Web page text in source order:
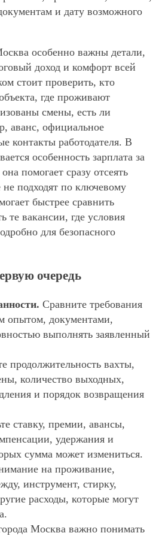
и дату возможного
особенно важны детали,
доход и комфорт всей
стоит проверить, кто
где проживают
смены, есть ли
аванс, официальное
контакты работодателя. В
особенность зарплата за
помогает сразу отсеять
подходят по ключевому
быстрее сравнить
те вакансии, где условия
для безопасного
очередь
Сравните требования
опытом, документами,
выполнять заявленный
продолжительность вахты,
количество выходных,
и порядок возвращения
ставку, премии, авансы,
удержания и
сумма может измениться.
на проживание,
инструмент, стирку,
расходы, которые могут
Москва важно понимать